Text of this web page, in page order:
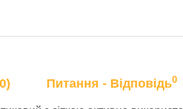
Питання - Відповідь0